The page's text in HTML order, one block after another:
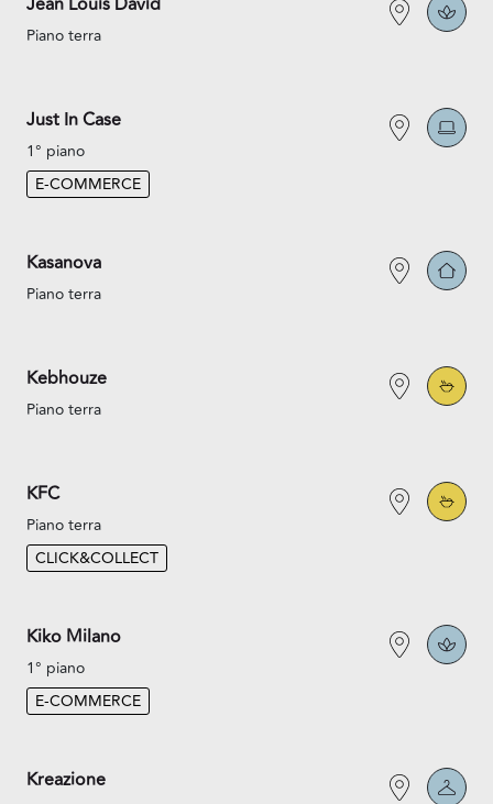
Piano terra
Just In Case
1° piano
E-COMMERCE
Kasanova
Piano terra
Kebhouze
Piano terra
KFC
Piano terra
CLICK&COLLECT
Kiko Milano
1° piano
E-COMMERCE
Kreazione